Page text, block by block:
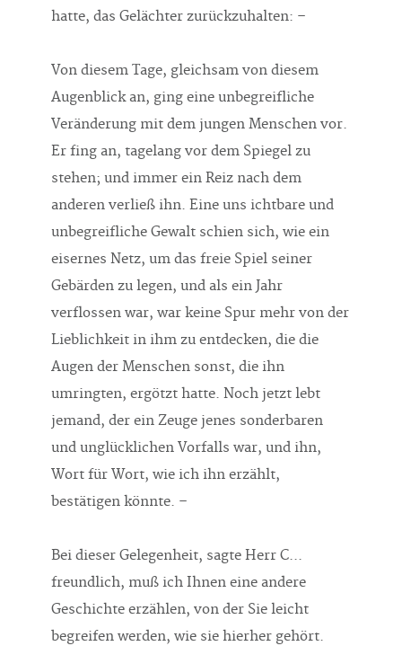
hatte, das Gelächter zurückzuhalten: –
Von diesem Tage, gleichsam von diesem
Augenblick an, ging eine unbegreifliche
Veränderung mit dem jungen Menschen vor.
Er fing an, tagelang vor dem Spiegel zu
stehen; und immer ein Reiz nach dem
anderen verließ ihn. Eine uns ichtbare und
unbegreifliche Gewalt schien sich, wie ein
eisernes Netz, um das freie Spiel seiner
Gebärden zu legen, und als ein Jahr
verflossen war, war keine Spur mehr von der
Lieblichkeit in ihm zu entdecken, die die
Augen der Menschen sonst, die ihn
umringten, ergötzt hatte. Noch jetzt lebt
jemand, der ein Zeuge jenes sonderbaren
und unglücklichen Vorfalls war, und ihn,
Wort für Wort, wie ich ihn erzählt,
bestätigen könnte. –
Bei dieser Gelegenheit, sagte Herr C...
freundlich, muß ich Ihnen eine andere
Geschichte erzählen, von der Sie leicht
begreifen werden, wie sie hierher gehört.